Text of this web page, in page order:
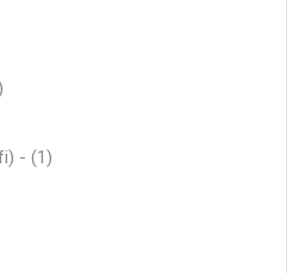
- (1)